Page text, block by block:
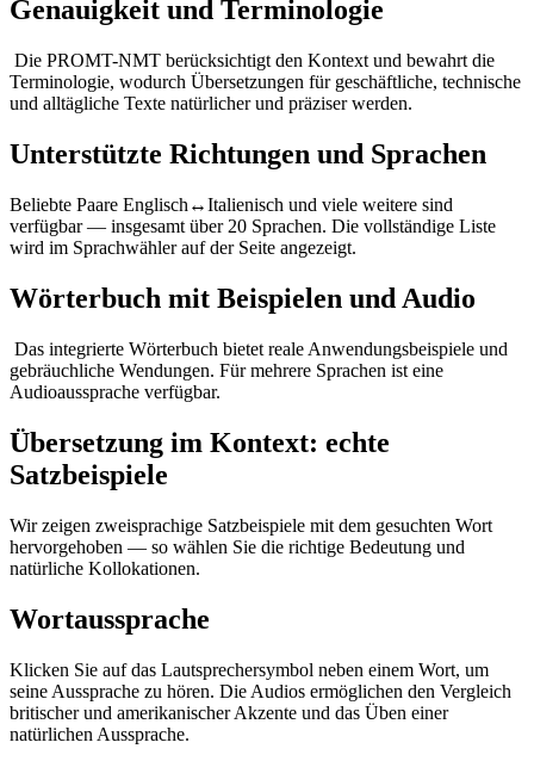
Genauigkeit und Terminologie
Die PROMT-NMT berücksichtigt den Kontext und bewahrt die
Terminologie, wodurch Übersetzungen für geschäftliche, technische
und alltägliche Texte natürlicher und präziser werden.
Unterstützte Richtungen und Sprachen
Beliebte Paare Englisch↔Italienisch und viele weitere sind
verfügbar — insgesamt über 20 Sprachen. Die vollständige Liste
wird im Sprachwähler auf der Seite angezeigt.
Wörterbuch mit Beispielen und Audio
Das integrierte Wörterbuch bietet reale Anwendungsbeispiele und
gebräuchliche Wendungen. Für mehrere Sprachen ist eine
Audioaussprache verfügbar.
Übersetzung im Kontext: echte
Satzbeispiele
Wir zeigen zweisprachige Satzbeispiele mit dem gesuchten Wort
hervorgehoben — so wählen Sie die richtige Bedeutung und
natürliche Kollokationen.
Wortaussprache
Klicken Sie auf das Lautsprechersymbol neben einem Wort, um
seine Aussprache zu hören. Die Audios ermöglichen den Vergleich
britischer und amerikanischer Akzente und das Üben einer
natürlichen Aussprache.